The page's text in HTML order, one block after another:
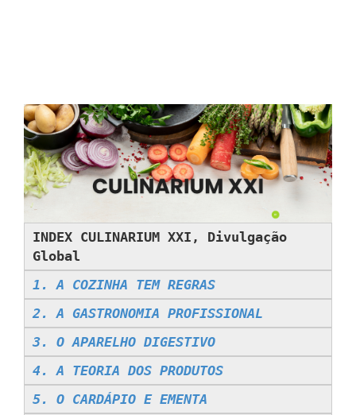
INDEX CULINARIUM XXI, Divulgação
Global
1. A COZINHA TEM REGRAS
2. A GASTRONOMIA PROFISSIONAL
3. O APARELHO DIGESTIVO
4. A TEORIA DOS PRODUTOS
5. O CARDÁPIO E EMENTA